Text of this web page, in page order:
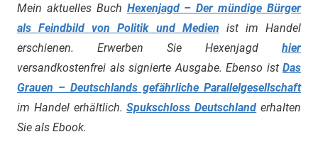
Mein aktuelles Buch Hexenjagd – Der mündige Bürger
als Feindbild von Politik und Medien ist im Handel
erschienen. Erwerben Sie Hexenjagd hier
versandkostenfrei als signierte Ausgabe. Ebenso ist Das
Grauen – Deutschlands gefährliche Parallelgesellschaft
im Handel erhältlich.Spukschloss Deutschland erhalten
Sie als Ebook.